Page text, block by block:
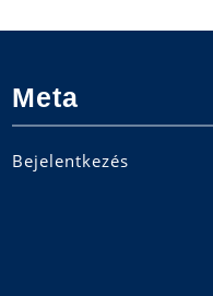
Meta
Bejelentkezés